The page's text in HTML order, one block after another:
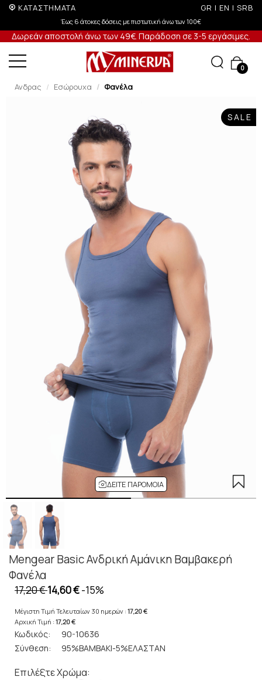
ΚΑΤΑΣΤΗΜΑΤΑ GR | EN | SRB
με πιστωτική άνω των 100€
Δωρεάν αποστολή άνω των 49€. Παράδοση σε 3-5 εργάσιμες.
0
Ανδρας Εσώρουχα Φανέλα
SALE
ΔΕΊΤΕ ΠΑΡΌΜΟΙΑ
Mengear Basic Ανδρική Αμάνικη Βαμβακερή
Φανέλα
17,20 €14,60 €-15%
Μέγιστη Τιμή Τελευταίων 30 ημερών :17,20 €
Αρχική Τιμή :17,20 €
Κωδικός:
90-10636
Σύνθεση:
95%ΒΑΜΒΑΚΙ-5%ΕΛΑΣΤΑΝ
Επιλέξτε Χρώμα: